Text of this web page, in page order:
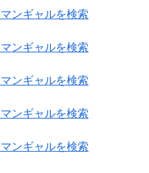
ンギャルを検索
ンギャルを検索
ンギャルを検索
ンギャルを検索
ンギャルを検索